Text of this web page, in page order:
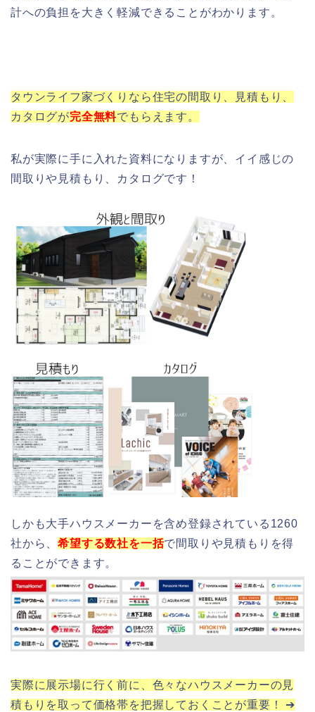
計への負担を大きく軽減できることがわかります。
タウンライフ家づくりなら住宅の間取り、見積もり、
カタログが完全無料でもらえます。
私が実際に手に入れた資料になりますが、イイ感じの
間取りや見積もり、カタログです！
しかも大手ハウスメーカーを含め登録されている1260
社から、希望する数社を一括で間取りや見積もりを得
ることができます。
実際に展示場に行く前に、色々なハウスメーカーの見
積もりを取って価格帯を把握しておくことが重要！ ➔